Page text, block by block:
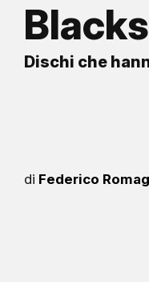
Dischi che
di Federico